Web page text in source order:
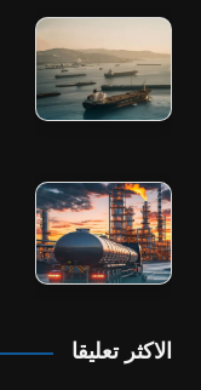
الاكثر تعليقا